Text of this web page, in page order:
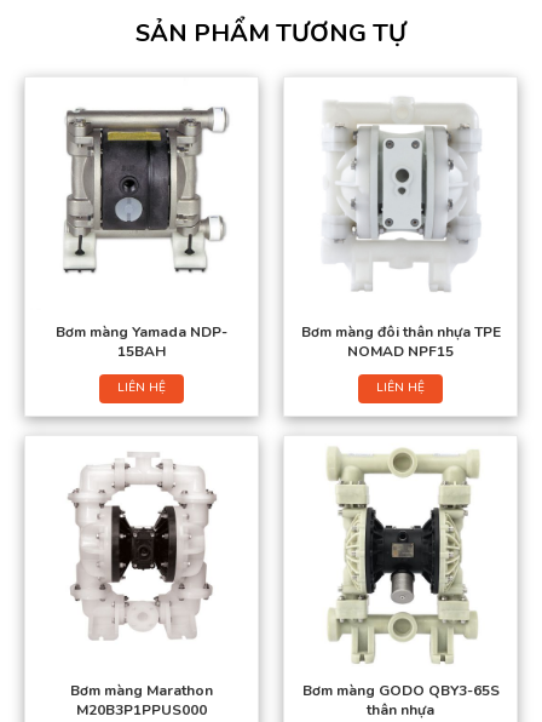
SẢN PHẨM TƯƠNG TỰ
Bơm màng Yamada NDP-
15BAH
LIÊN HỆ
Bơm màng đôi thân nhựa TPE
NOMAD NPF15
LIÊN HỆ
Bơm màng Marathon
M20B3P1PPUS000
Bơm màng GODO QBY3-65S
thân nhựa